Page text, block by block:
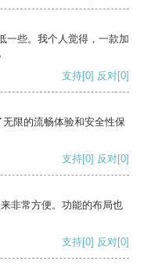
一些。我个人觉得，一款加
支持[0] 反对[0]
限的流畅体验和安全性保
支持[0] 反对[0]
非常方便。功能的布局也
支持[0] 反对[0]